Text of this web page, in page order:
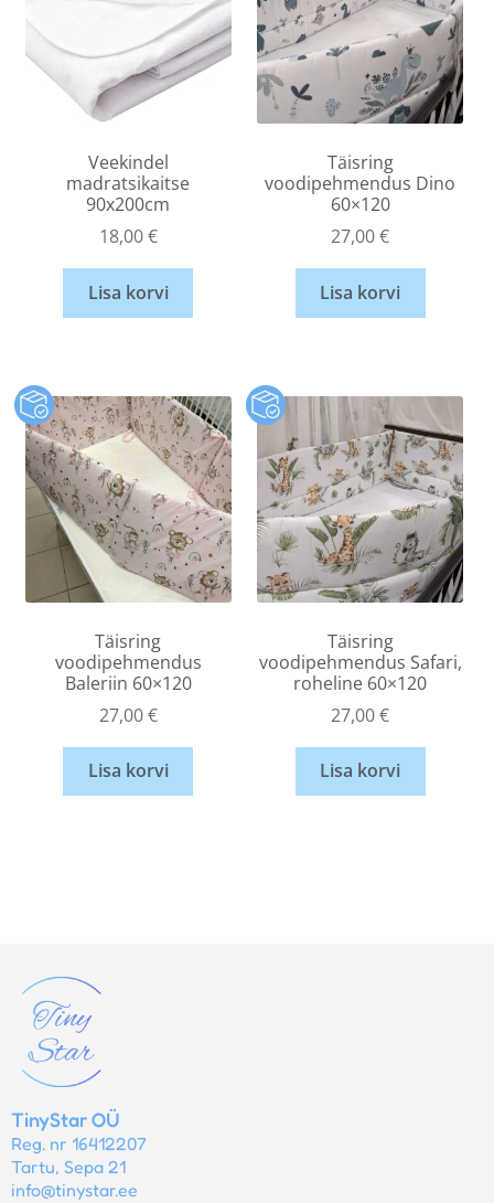
Veekindel
madratsikaitse
90x200cm
18,00€
Lisa korvi
Täisring
voodipehmendus Dino
60×120
27,00€
Lisa korvi
Täisring
voodipehmendus
Baleriin 60×120
27,00€
Lisa korvi
Täisring
voodipehmendus Safari,
roheline 60×120
27,00€
Lisa korvi
TinyStar OÜ
Reg. nr 16412207
Tartu, Sepa 21
info@tinystar.ee